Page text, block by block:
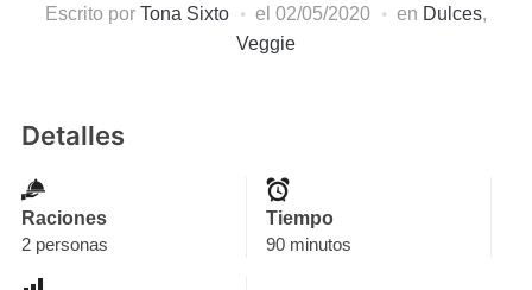
Escrito por Tona Sixto el 02/05/2020 en Dulces,
Veggie
Detalles
Raciones
2 personas
Tiempo
90 minutos